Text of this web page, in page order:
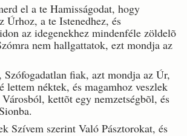
el a te Hamisságodat, hogy
Úrhoz, a te Istenedhez, és
az idegenekhez mindenféle zöldelõ
nem hallgattatok, ezt mondja az
Szófogadatlan fiak, azt mondja az Úr,
lettem néktek, és magamhoz veszlek
kettõt egy nemzetségbõl, és
Szívem szerint Való Pásztorokat, és